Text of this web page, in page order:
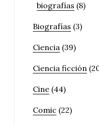
biografías (8)
Biografías (3)
Ciencia (39)
Ciencia ficción
Cine (44)
Comic (22)